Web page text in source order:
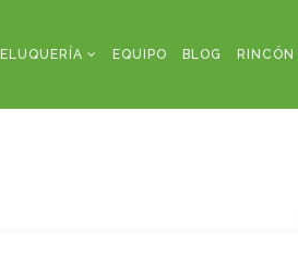
EQUIPO BLOG RINCÓN